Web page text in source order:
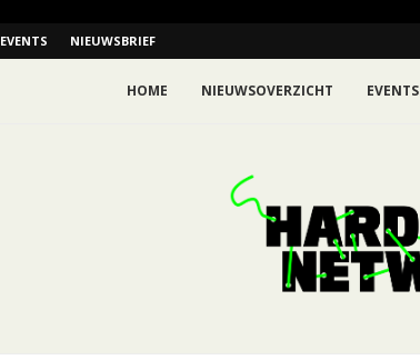
EVENTS NIEUWSBRIEF
HOME NIEUWSOVERZICHT EVENTS